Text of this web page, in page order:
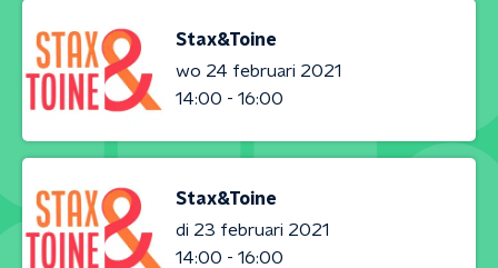
Stax&Toine
wo 24 februari 2021
14:00 - 16:00
Stax&Toine
di 23 februari 2021
14:00 - 16:00